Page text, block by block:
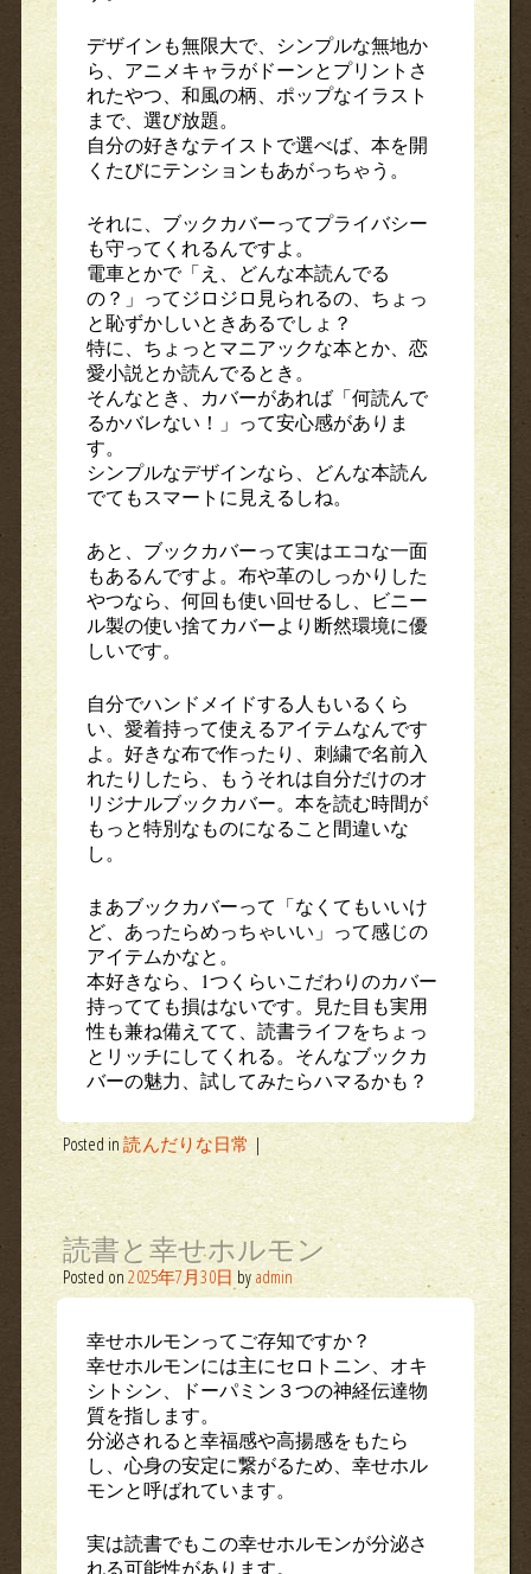
デザインも無限大で、シンプルな無地か
ら、アニメキャラがドーンとプリントさ
れたやつ、和風の柄、ポップなイラスト
まで、選び放題。
自分の好きなテイストで選べば、本を開
くたびにテンションもあがっちゃう。
それに、ブックカバーってプライバシー
も守ってくれるんですよ。
電車とかで「え、どんな本読んでる
の？」ってジロジロ見られるの、ちょっ
と恥ずかしいときあるでしょ？
特に、ちょっとマニアックな本とか、恋
愛小説とか読んでるとき。
そんなとき、カバーがあれば「何読んで
るかバレない！」って安心感がありま
す。
シンプルなデザインなら、どんな本読ん
でてもスマートに見えるしね。
あと、ブックカバーって実はエコな一面
もあるんですよ。布や革のしっかりした
やつなら、何回も使い回せるし、ビニー
ル製の使い捨てカバーより断然環境に優
しいです。
自分でハンドメイドする人もいるくら
い、愛着持って使えるアイテムなんです
よ。好きな布で作ったり、刺繍で名前入
れたりしたら、もうそれは自分だけのオ
リジナルブックカバー。本を読む時間が
もっと特別なものになること間違いな
し。
まあブックカバーって「なくてもいいけ
ど、あったらめっちゃいい」って感じの
アイテムかなと。
本好きなら、1つくらいこだわりのカバー
持ってても損はないです。見た目も実用
性も兼ね備えてて、読書ライフをちょっ
とリッチにしてくれる。そんなブックカ
バーの魅力、試してみたらハマるかも？
Posted in読んだりな日常 |
読書と幸せホルモン
Posted on2025年7月30日 by admin
幸せホルモンってご存知ですか？
幸せホルモンには主にセロトニン、オキ
シトシン、ドーパミン３つの神経伝達物
質を指します。
分泌されると幸福感や高揚感をもたら
し、心身の安定に繋がるため、幸せホル
モンと呼ばれています。
実は読書でもこの幸せホルモンが分泌さ
れる可能性があります。